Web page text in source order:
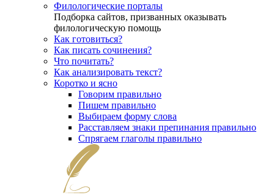
Филологические порталы
Подборка сайтов, призванных оказывать
филологическую помощь
Как готовиться?
Как писать сочинения?
Что почитать?
Как анализировать текст?
Коротко и ясно
Говорим правильно
Пишем правильно
Выбираем форму слова
Расставляем знаки препинания правильно
Спрягаем глаголы правильно